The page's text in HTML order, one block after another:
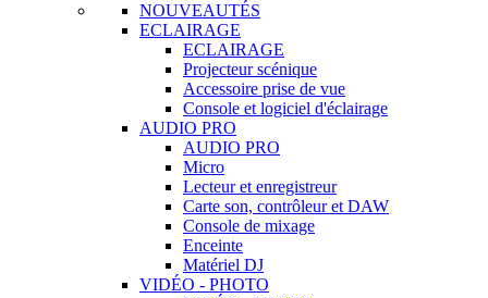
NOUVEAUTÉS
ECLAIRAGE
ECLAIRAGE
Projecteur scénique
Accessoire prise de vue
Console et logiciel d'éclairage
AUDIO PRO
AUDIO PRO
Micro
Lecteur et enregistreur
Carte son, contrôleur et DAW
Console de mixage
Enceinte
Matériel DJ
VIDÉO - PHOTO